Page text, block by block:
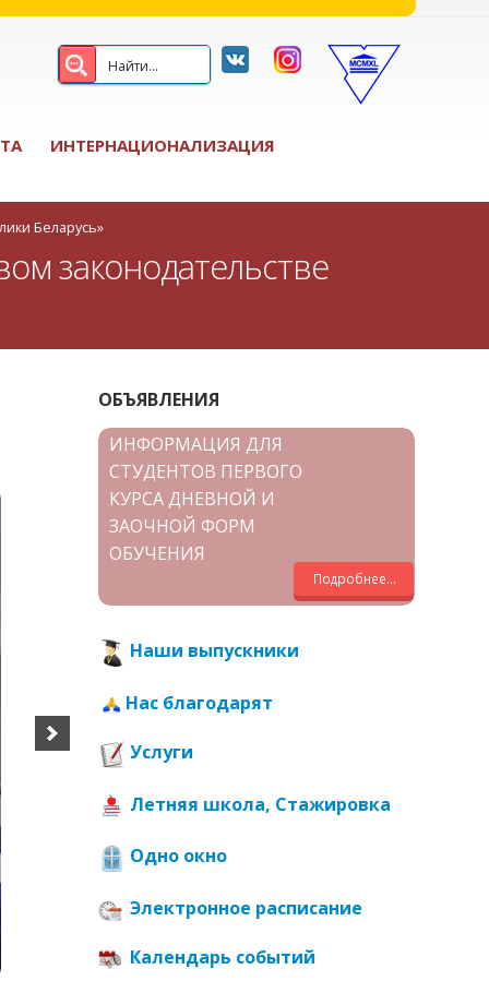
ИНТЕРНАЦИОНАЛИЗАЦИЯ
Беларусь»
законодательстве
ОБЪЯВЛЕНИЯ
Подробнее...
ИНФОРМАЦИЯ ДЛЯ
СТУДЕНТОВ ПЕРВОГО
КУРСА ДНЕВНОЙ И
ЗАОЧНОЙ ФОРМ
ОБУЧЕНИЯ
Наши выпускники
Нас благодарят
Услуги
Летняя школа, Стажировка
Одно окно
Электронное расписание
Календарь событий